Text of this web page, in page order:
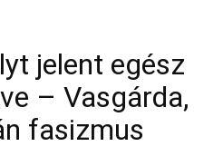
jelent egész
– Vasgárda,
fasizmus